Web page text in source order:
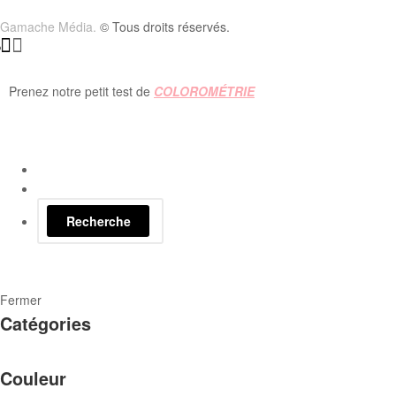
Gamache Média. © Tous droits réservés.
Prenez notre petit test de COLOROMÉTRIE
Recherche
Fermer
Catégories
Couleur